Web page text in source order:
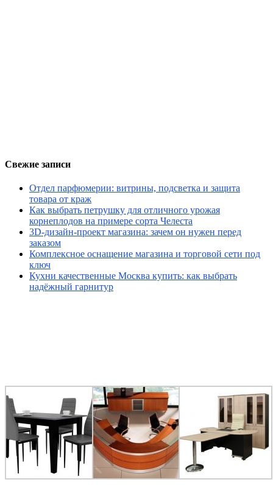
Свежие записи
Отдел парфюмерии: витрины, подсветка и защита
товара от краж
Как выбрать петрушку для отличного урожая
корнеплодов на примере сорта Челеста
3D-дизайн-проект магазина: зачем он нужен перед
заказом
Комплексное оснащение магазина и торговой сети под
ключ
Кухни качественные Москва купить: как выбрать
надёжный гарнитур